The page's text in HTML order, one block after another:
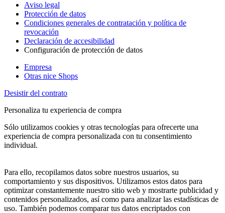
Aviso legal
Protección de datos
Condiciones generales de contratación y política de
revocación
Declaración de accesibilidad
Configuración de protección de datos
Empresa
Otras nice Shops
Desistir del contrato
Personaliza tu experiencia de compra
Sólo utilizamos cookies y otras tecnologías para ofrecerte una
experiencia de compra personalizada con tu consentimiento
individual.
Para ello, recopilamos datos sobre nuestros usuarios, su
comportamiento y sus dispositivos. Utilizamos estos datos para
optimizar constantemente nuestro sitio web y mostrarte publicidad y
contenidos personalizados, así como para analizar las estadísticas de
uso. También podemos comparar tus datos encriptados con